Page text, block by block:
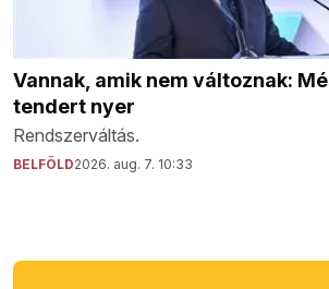
Vannak, amik nem változnak:
tendert nyer
Rendszerváltás.
BELFÖLD2026. aug. 7. 10:33